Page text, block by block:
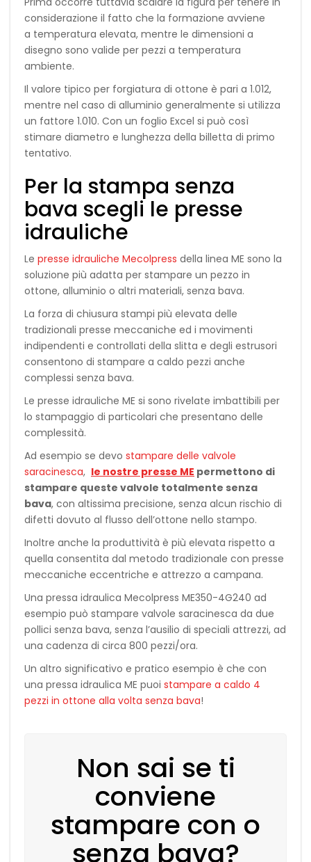
considerazione il fatto che la formazione avviene
a temperatura elevata, mentre le dimensioni a
disegno sono valide per pezzi a temperatura
ambiente.
Il valore tipico per forgiatura di ottone è pari a 1.012,
mentre nel caso di alluminio generalmente si utilizza
un fattore 1.010. Con un foglio Excel si può così
stimare diametro e lunghezza della billetta di primo
tentativo.
Per la stampa senza
bava scegli le presse
idrauliche
Le presse idrauliche Mecolpress della linea ME sono la
soluzione più adatta per stampare un pezzo in
ottone, alluminio o altri materiali, senza bava.
La forza di chiusura stampi più elevata delle
tradizionali presse meccaniche ed i movimenti
indipendenti e controllati della slitta e degli estrusori
consentono di stampare a caldo pezzi anche
complessi senza bava.
Le presse idrauliche ME si sono rivelate imbattibili per
lo stampaggio di particolari che presentano delle
complessità.
Ad esempio se devo stampare delle valvole
saracinesca, le nostre presse ME permettono di
stampare queste valvole totalmente senza
bava, con altissima precisione, senza alcun rischio di
difetti dovuto al flusso dell’ottone nello stampo.
Inoltre anche la produttività è più elevata rispetto a
quella consentita dal metodo tradizionale con presse
meccaniche eccentriche e attrezzo a campana.
Una pressa idraulica Mecolpress ME350-4G240 ad
esempio può stampare valvole saracinesca da due
pollici senza bava, senza l’ausilio di speciali attrezzi, ad
una cadenza di circa 800 pezzi/ora.
Un altro significativo e pratico esempio è che con
una pressa idraulica ME puoi stampare a caldo 4
pezzi in ottone alla volta senza bava!
Non sai se ti
conviene
stampare con o
senza bava?